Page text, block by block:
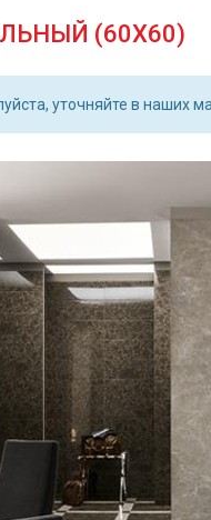
(60Х60)
уточняйте в наших